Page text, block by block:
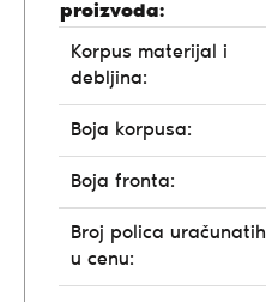
proizvoda:
Korpus materijal i
debljina:
Boja korpusa:
Boja fronta:
Broj polica uračunatih
u cenu: